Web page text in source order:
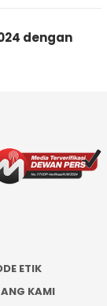
dengan
ETIK
KAMI